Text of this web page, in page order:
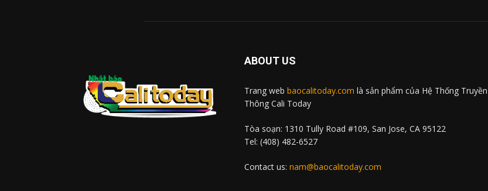
ABOUT US
Trang web baocalitoday.com là sản phẩm của Hệ Thống Truyền
Thông Cali Today
Tòa soạn: 1310 Tully Road #109, San Jose, CA 95122
Tel: (408) 482-6527
Contact us: nam@baocalitoday.com